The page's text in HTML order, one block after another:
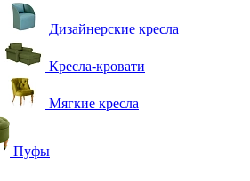
Дизайнерские кресла
Кресла-кровати
Мягкие кресла
Пуфы